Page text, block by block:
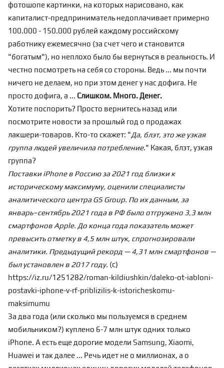
фотошопе картинки, на которых нарисовано, как
капиталист-предприниматель недоплачивает примерно
100.000 - 150.000 рублей каждому российскому
работнику ежемесячно (за счет чего и становится
"богатым"), но неплохо было бы вернуться в реальность. И
честно посмотреть на себя со стороны. Ведь ... мы почти
ничего не делаем, но при этом денег у нас дофига. Не
просто дофига, а ... Слишком. Много. Денег.
Хотите поспорить? Просто вернитесь назад или
посмотрите новости за прошлый год о продажах
лакшери-товаров. Кто-то скажет: "Да, блэт, это же узкая
группа людей увеличила потребление." Какая, блэт, узкая
группа?
Поставки iPhone в Россию за 2021 год близки к
историческому максимуму, оценили специалисты
аналитического центра GS Group. По их данным, за
январь–сентябрь 2021 года в РФ было отгружено 3,3 млн
смартфонов Apple. До конца года показатель может
превысить отметку в 4,5 млн штук, спрогнозировали
аналитики. Предыдущий рекорд — 4,31 млн смартфонов —
был установлен в 2017 году. (с)
https://iz.ru/1251282/roman-kildiushkin/daleko-ot-iabloni-
postavki-iphone-v-rf-priblizilis-k-istoricheskomu-
maksimumu
За два года (или сколько мы пользуемся в среднем
мобильником?) куплено 6-7 млн штук одних только
iPhone. А есть еще дорогие модели Samsung, Xiaomi,
Huawei и так далее ... Речь идет не о миллионах, а о